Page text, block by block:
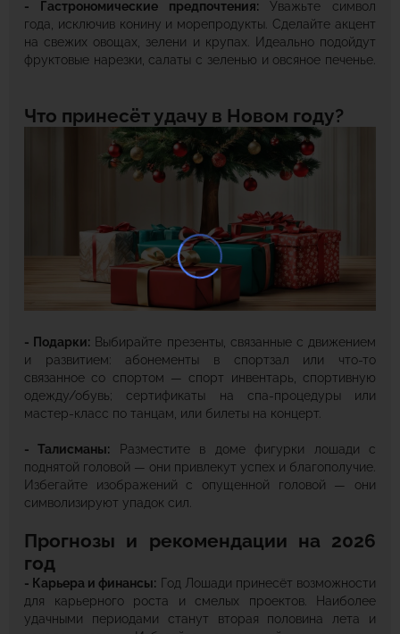
- Гастрономические предпочтения: Уважьте символ
года, исключив конину и морепродукты. Сделайте акцент
на свежих овощах, зелени и крупах. Идеально подойдут
фруктовые нарезки, салаты с зеленью и овсяное печенье.
Что принесёт удачу в Новом году?
- Подарки: Выбирайте презенты, связанные с движением
и развитием: абонементы в спортзал или что-то
связанное со спортом — спорт инвентарь, спортивную
одежду/обувь; сертификаты на спа-процедуры или
мастер-класс по танцам, или билеты на концерт.
- Талисманы:
Разместите в доме фигурки лошади с
поднятой головой — они привлекут успех и благополучие.
Избегайте изображений с опущенной головой — они
символизируют упадок сил.
Прогнозы и рекомендации на 2026
год
- Карьера и финансы: Год Лошади принесёт возможности
для карьерного роста и смелых проектов. Наиболее
удачными периодами станут вторая половина лета и